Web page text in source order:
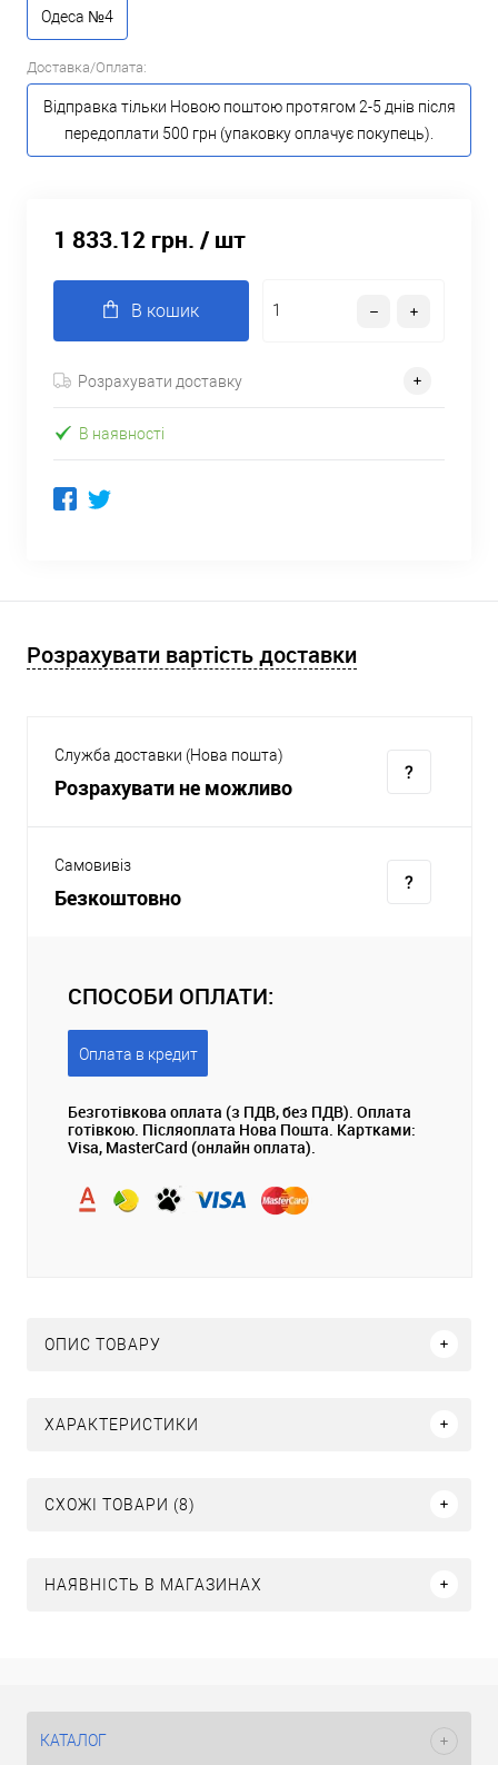
Одеса №4
Доставка/Оплата:
Відправка тільки Новою поштою протягом 2-5 днів після
передоплати 500 грн (упаковку оплачує покупець).
1 833.12 грн. / шт
В кошик
Розрахувати доставку
В наявності
Розрахувати вартість доставки
Служба доставки (Нова пошта)
Розрахувати не можливо
Самовивіз
Безкоштовно
СПОСОБИ ОПЛАТИ:
Оплата в кредит
Безготівкова оплата (з ПДВ, без ПДВ). Оплата
готівкою. Післяоплата Нова Пошта. Картками:
Visa, MasterCard (онлайн оплата).
ОПИС ТОВАРУ
ХАРАКТЕРИСТИКИ
СХОЖІ ТОВАРИ (8)
НАЯВНІСТЬ В МАГАЗИНАХ
КАТАЛОГ